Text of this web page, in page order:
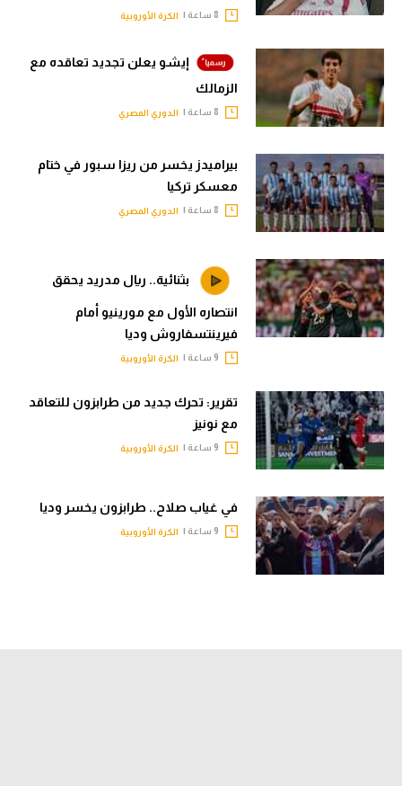
الكرة الأوروبية
إيشو يعلن تجديد تعاقده مع
الزمالك
الدوري المصري
بيراميدز يخسر من ريزا سبور في ختام
معسكر تركيا
الدوري المصري
بثنائية.. ريال مدريد يحقق
انتصاره الأول مع مورينيو أمام
فيرينتسفاروش وديا
الكرة الأوروبية
تقرير: تحرك جديد من طرابزون للتعاقد
مع نونيز
الكرة الأوروبية
في غياب صلاح.. طرابزون يخسر وديا
الكرة الأوروبية